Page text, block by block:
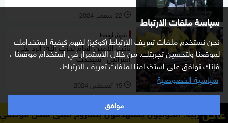
سياسة ملفات الارتباط
نحن نستخدم ملفات تعريف الارتباط (كوكيز) لفهم كيفية استخدامك
لموقعنا ولتحسين تجربتك. من خلال الاستمرار في استخدام موقعنا ،
فإنك توافق على استخدامنا لملفات تعريف الارتباط.
سياسية الخصوصية
موافق
l 22 سبتمبر 2024
شرق أوسط
نائب الأمين العام لحزب الله: الرد على
إسرائيل "سيحدث"
l 15 أغسطس 2024
العودة للأعلى عاجل يستهدفون بصاروخ مبنى سكن موظفي المستشفى